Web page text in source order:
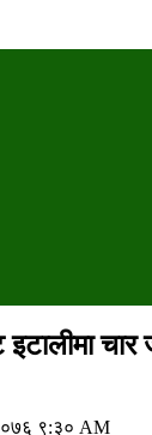
चार
९:३० AM